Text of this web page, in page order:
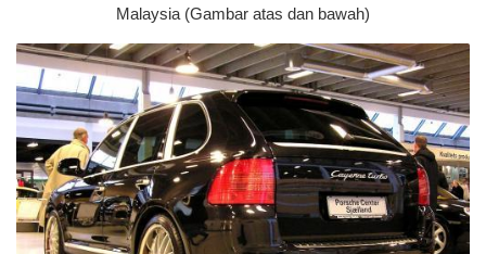
Malaysia (Gambar atas dan bawah)